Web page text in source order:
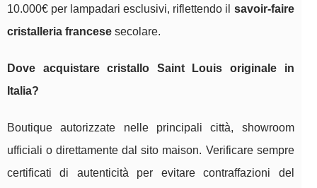
10.000€ per lampadari esclusivi, riflettendo il savoir-faire
cristalleria francese secolare.
Dove acquistare cristallo Saint Louis originale in
Italia?
Boutique autorizzate nelle principali città, showroom
ufficiali o direttamente dal sito maison. Verificare sempre
certificati di autenticità per evitare contraffazioni del